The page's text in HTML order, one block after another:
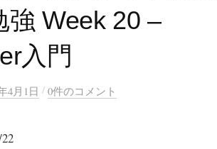
強 Week 20 –
入門
4月1日 / 0件のコメント